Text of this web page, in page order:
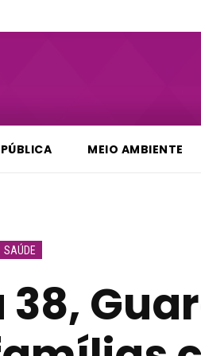
MEIO AMBIENTE
SAÚDE